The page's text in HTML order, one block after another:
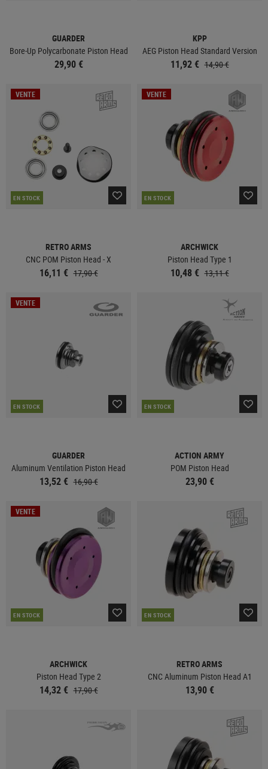
GUARDER
Bore-Up Polycarbonate Piston Head
29,90 €
KPP
AEG Piston Head Standard Version
11,92 € 14,90 €
VENTE
EN STOCK
RETRO ARMS
CNC POM Piston Head - X
16,11 € 17,90 €
VENTE
EN STOCK
ARCHWICK
Piston Head Type 1
10,48 € 13,11 €
VENTE
EN STOCK
GUARDER
Aluminum Ventilation Piston Head
13,52 € 16,90 €
EN STOCK
ACTION ARMY
POM Piston Head
23,90 €
VENTE
EN STOCK
ARCHWICK
Piston Head Type 2
14,32 € 17,90 €
EN STOCK
RETRO ARMS
CNC Aluminum Piston Head A1
13,90 €